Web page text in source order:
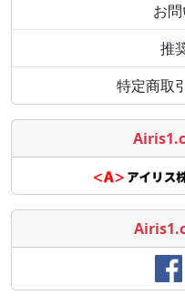
お
推
特定商取